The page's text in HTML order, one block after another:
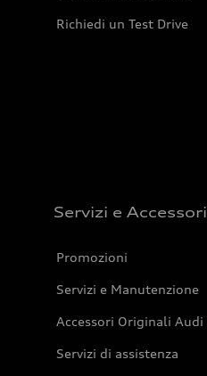
Richiedi un Test Drive
Servizi e Accessori
Promozioni
Servizi e Manutenzione
Accessori Originali Audi
Servizi di assistenza